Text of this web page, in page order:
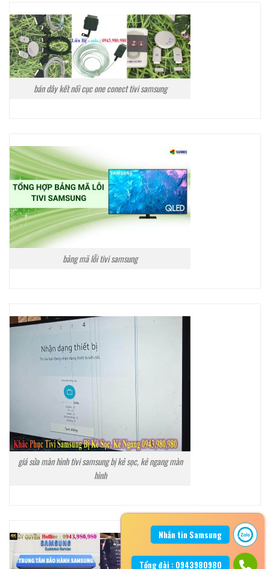
bán dây kết nối cục one conect tivi samsung
bảng mã lỗi tivi samsung
giá sửa màn hình tivi samsung bị kẻ sọc, kẻ ngang màn
hình
Nhắn tin Samsung
Tổng đài : 0943980980